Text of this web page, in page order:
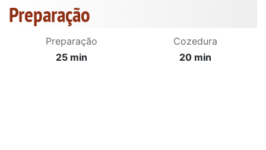
Preparação
Preparação
25 min
Cozedura
20 min